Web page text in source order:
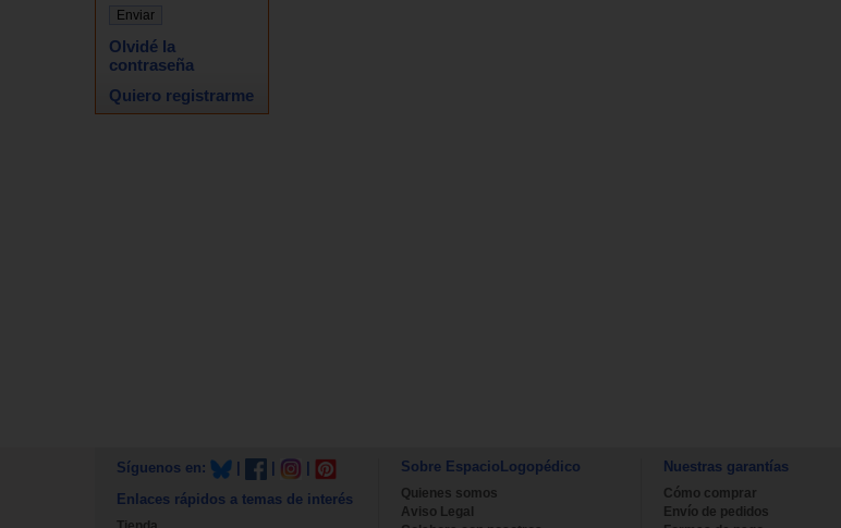
Olvidé la
contraseña
Quiero registrarme
Síguenos en:
Enlaces rápidos a temas de interés
Sobre EspacioLogopédico
Quienes somos
Aviso Legal
Nuestras garantías
Cómo comprar
Envío de pedidos